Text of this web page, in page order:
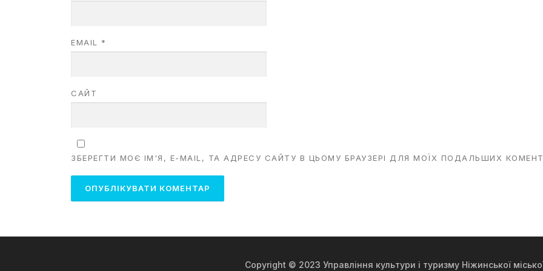
EMAIL *
САЙТ
ЗБЕРЕГТИ МОЄ ІМ'Я, E-MAIL, ТА АДРЕСУ САЙТУ В ЦЬОМУ БРАУЗЕРІ ДЛЯ МОЇХ ПОДАЛЬШИХ
Copyright © 2023 Управління культури і туризму Ніжинської